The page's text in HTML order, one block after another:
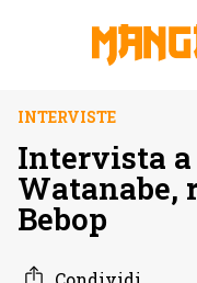
INTERVISTE
Intervista
Watanabe,
Bebop